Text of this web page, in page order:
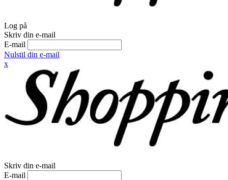
Log på
Skriv din e-mail
E-mail
Nulstil din e-mail
x
Skriv din e-mail
E-mail